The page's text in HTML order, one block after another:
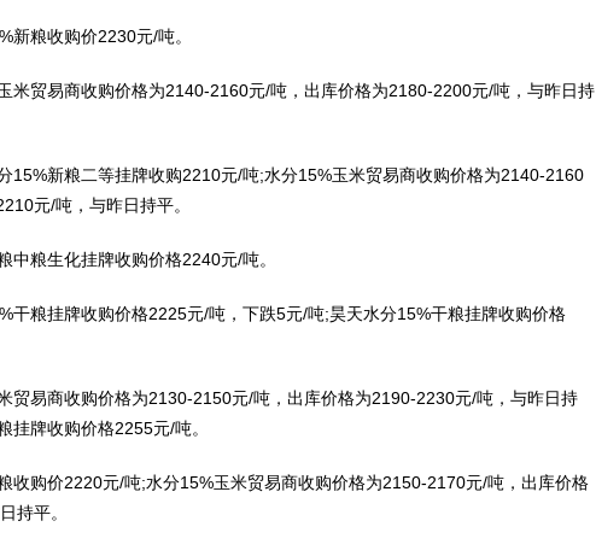
粮收购价2230元/吨。
贸易商收购价格为2140-2160元/吨，出库价格为2180-2200元/吨，与昨日持
新粮二等挂牌收购2210元/吨;水分15%玉米贸易商收购价格为2140-2160
元/吨，与昨日持平。
粮生化挂牌收购价格2240元/吨。
粮挂牌收购价格2225元/吨，下跌5元/吨;昊天水分15%干粮挂牌收购价格
易商收购价格为2130-2150元/吨，出库价格为2190-2230元/吨，与昨日持
挂牌收购价格2255元/吨。
购价2220元/吨;水分15%玉米贸易商收购价格为2150-2170元/吨，出库价格
持平。